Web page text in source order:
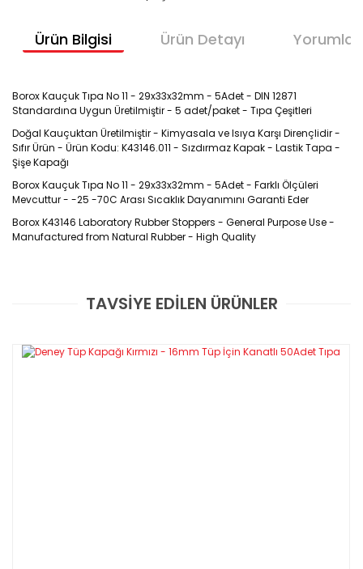
Ürün Bilgisi Ürün Detayı Yorumlar
Borox Kauçuk Tıpa No 11 - 29x33x32mm - 5Adet - DIN 12871
Standardına Uygun Üretilmiştir - 5 adet/paket - Tıpa Çeşitleri
Doğal Kauçuktan Üretilmiştir - Kimyasala ve Isıya Karşı Dirençlidir -
Sıfır Ürün - Ürün Kodu: K43146.011 - Sızdırmaz Kapak - Lastik Tapa -
Şişe Kapağı
Borox Kauçuk Tıpa No 11 - 29x33x32mm - 5Adet - Farklı Ölçüleri
Mevcuttur - -25 -70C Arası Sıcaklık Dayanımını Garanti Eder
Borox K43146 Laboratory Rubber Stoppers - General Purpose Use -
Manufactured from Natural Rubber - High Quality
Bu ürüne ilk yorumu siz yapın!
Yorum Yaz
DIN 12871 standardına uygun olarak üretilmiştir
Mükemmel kimyasal direnci ve - 25-70 °C arası sıcaklık
TAVSİYE EDİLEN ÜRÜNLER